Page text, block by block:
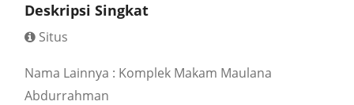
Deskripsi Singkat
Situs
Nama Lainnya : Komplek Makam Maulana
Abdurrahman